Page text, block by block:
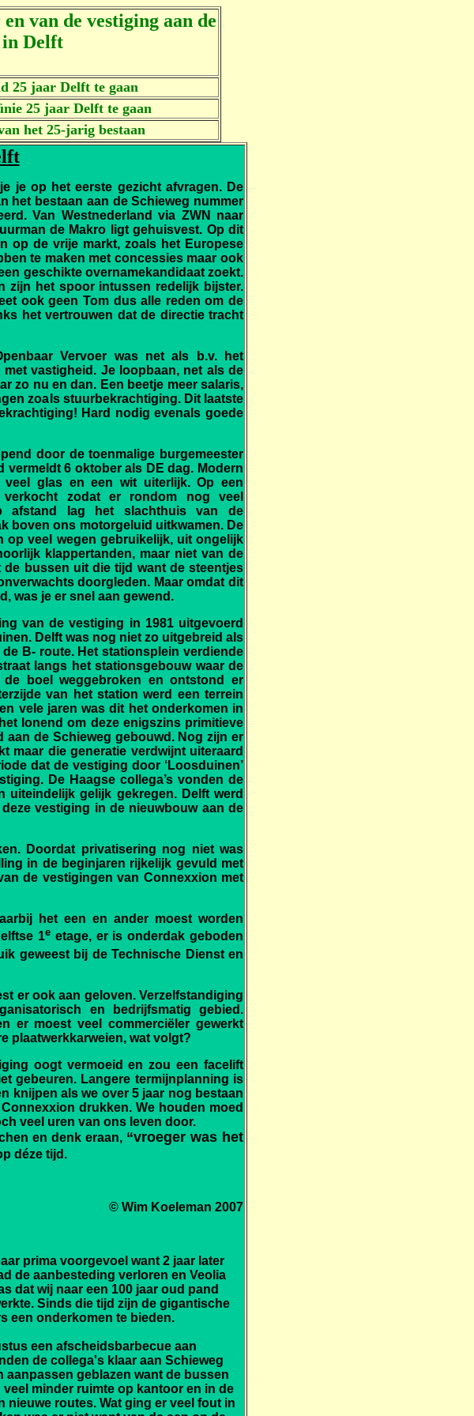
van de vestiging aan de
in Delft
25 jaar Delft te gaan
25 jaar Delft te gaan
het 25-jarig bestaan
je op het eerste gezicht afvragen. De
het bestaan aan de Schieweg nummer
Van Westnederland via ZWN naar
de Makro ligt gehuisvest. Op dit
op de vrije markt, zoals het Europese
te maken met concessies maar ook
geschikte overnamekandidaat zoekt.
zijn het spoor intussen redelijk bijster.
ook geen Tom dus alle reden om de
het vertrouwen dat de directie tracht
Vervoer was net als b.v. het
vastigheid. Je loopbaan, net als de
zo nu en dan. Een beetje meer salaris,
zoals stuurbekrachtiging. Dit laatste
Hard nodig evenals goede
door de toenmalige burgemeester
vermeldt 6 oktober als DE dag. Modern
veel glas en een wit uiterlijk. Op een
zodat er rondom nog veel
afstand lag het slachthuis van de
boven ons motorgeluid uitkwamen. De
op veel wegen gebruikelijk, uit ongelijk
klappertanden, maar niet van de
de bussen uit die tijd want de steentjes
doorgleden. Maar omdat dit
was je er snel aan gewend.
van de vestiging in 1981 uitgevoerd
Delft was nog niet zo uitgebreid als
B- route. Het stationsplein verdiende
langs het stationsgebouw waar de
boel weggebroken en ontstond er
van het station werd een terrein
vele jaren was dit het onderkomen in
lonend om deze enigszins primitieve
aan de Schieweg gebouwd. Nog zijn er
maar die generatie verdwijnt uiteraard
dat de vestiging door ‘Loosduinen’
De Haagse collega’s vonden de
gelijk gekregen. Delft werd
vestiging in de nieuwbouw aan de
Doordat privatisering nog niet was
in de beginjaren rijkelijk gevuld met
de vestigingen van Connexxion met
het een en ander moest worden
1e etage, er is onderdak geboden
geweest bij de Technische Dienst en
er ook aan geloven. Verzelfstandiging
en bedrijfsmatig gebied.
er moest veel commerciëler gewerkt
plaatwerkkarweien, wat volgt?
oogt vermoeid en zou een facelift
gebeuren. Langere termijnplanning is
knijpen als we over 5 jaar nog bestaan
drukken. We houden moed
veel uren van ons leven door.
en denk eraan, “vroeger was het
déze tijd.
© Wim Koeleman 2007
prima voorgevoel want 2 jaar later
de aanbesteding verloren en Veolia
dat wij naar een 100 jaar oud pand
Sinds die tijd zijn de gigantische
een onderkomen te bieden.
een afscheidsbarbecue aan
de collega's klaar aan Schieweg
geblazen want de bussen
minder ruimte op kantoor en in de
nieuwe routes. Wat ging er veel fout in